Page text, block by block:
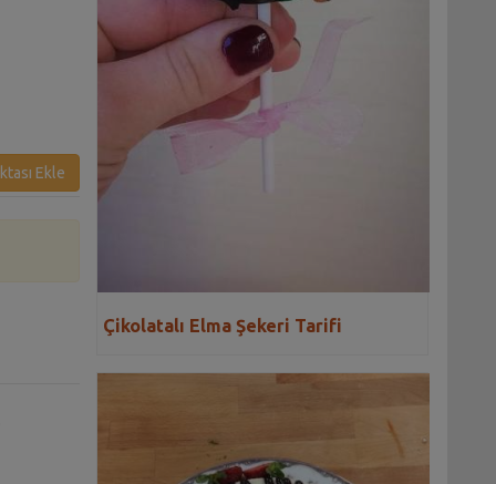
Ekle
Çikolatalı Elma Şekeri Tarifi